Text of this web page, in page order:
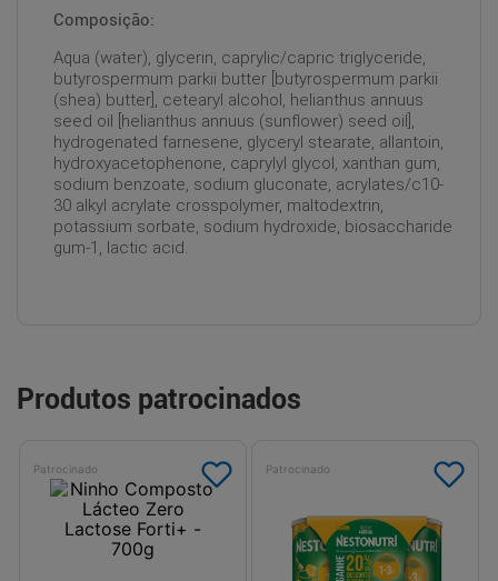
Composição:
Aqua (water), glycerin, caprylic/capric triglyceride,
butyrospermum parkii butter [butyrospermum parkii
(shea) butter], cetearyl alcohol, helianthus annuus
seed oil [helianthus annuus (sunflower) seed oil],
hydrogenated farnesene, glyceryl stearate, allantoin,
hydroxyacetophenone, caprylyl glycol, xanthan gum,
sodium benzoate, sodium gluconate, acrylates/c10-
30 alkyl acrylate crosspolymer, maltodextrin,
potassium sorbate, sodium hydroxide, biosaccharide
gum-1, lactic acid.
Produtos patrocinados
Patrocinado Patrocinado